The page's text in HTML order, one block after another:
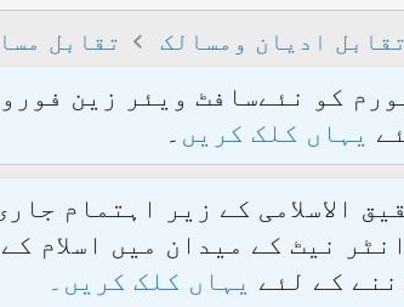
تقابل ادیان ومسالک تقابل
یہاں کلک کریں ۔
الاسلامی کے زیر اہتمام
نیٹ کے میدان میں اسلام
کے لئے یہاں کلک کریں۔